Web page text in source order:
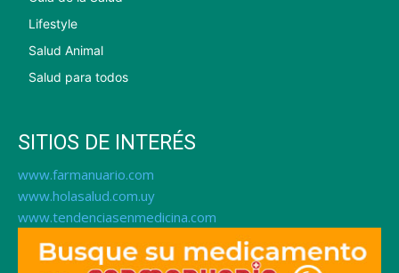
Lifestyle
Salud Animal
Salud para todos
SITIOS DE INTERÉS
www.farmanuario.com
www.holasalud.com.uy
www.tendenciasenmedicina.com